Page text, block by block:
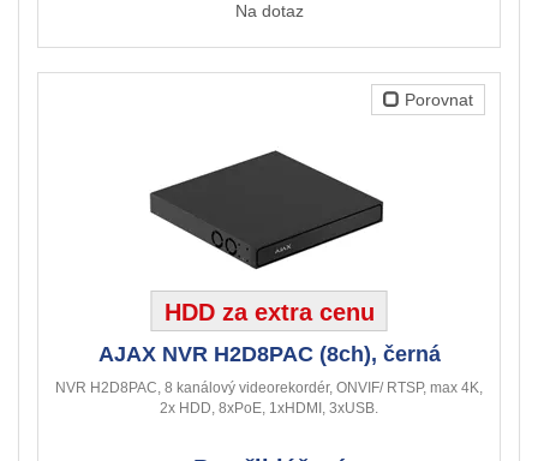
Na dotaz
Porovnat
HDD za extra cenu
AJAX NVR H2D8PAC (8ch), černá
NVR H2D8PAC, 8 kanálový videorekordér, ONVIF/ RTSP, max 4K,
2x HDD, 8xPoE, 1xHDMI, 3xUSB.